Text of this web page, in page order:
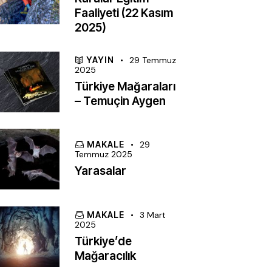
Faaliyeti (22 Kasım
2025)
YAYIN
29 Temmuz
2025
Türkiye Mağaraları
– Temuçin Aygen
MAKALE
29
Temmuz 2025
Yarasalar
MAKALE
3 Mart
2025
Türkiye’de
Mağaracılık